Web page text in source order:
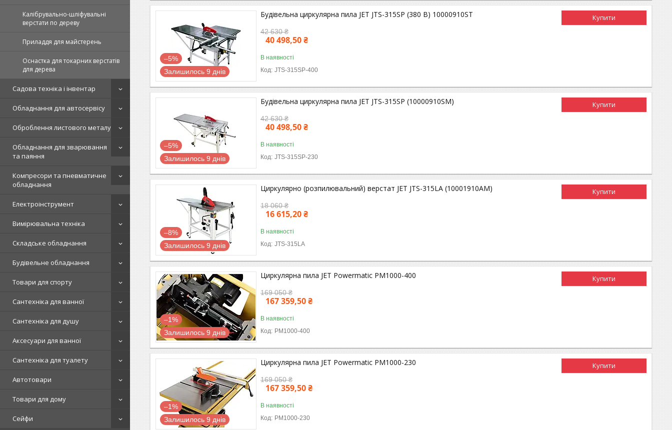
Калібрувально-шліфувальні
верстати по дереву
Приладдя для майстерень
Оснастка для токарних верстатів
для дерева
Садова техніка і інвентар
Обладнання для автосервісу
Оброблення листового металу
Обладнання для зварювання
та паяння
Компресори та пневматичне
обладнання
Електроінструмент
Вимірювальна техніка
Складське обладнання
Будівельне обладнання
Товари для спорту
Сантехніка для ванної
Сантехніка для душу
Аксесуари для ванної
Сантехніка для туалету
Автотовари
Товари для дому
Сейфи
–5%
Залишилось 9 днів
Купити
Будівельна циркулярна пила JET JTS-315SP (380 В) 10000910ST
42 630 ₴
40 498,50 ₴
В наявності
JTS-315SP-400
–5%
Залишилось 9 днів
Купити
Будівельна циркулярна пила JET JTS-315SP (10000910SM)
42 630 ₴
40 498,50 ₴
В наявності
JTS-315SP-230
–8%
Залишилось 9 днів
Купити
Циркулярно (розпилювальний) верстат JET JTS-315LA (10001910AM)
18 060 ₴
16 615,20 ₴
В наявності
JTS-315LA
–1%
Залишилось 9 днів
Купити
Циркулярна пила JET Powermatic PM1000-400
169 050 ₴
167 359,50 ₴
В наявності
PM1000-400
–1%
Залишилось 9 днів
Купити
Циркулярна пила JET Powermatic PM1000-230
169 050 ₴
167 359,50 ₴
В наявності
PM1000-230